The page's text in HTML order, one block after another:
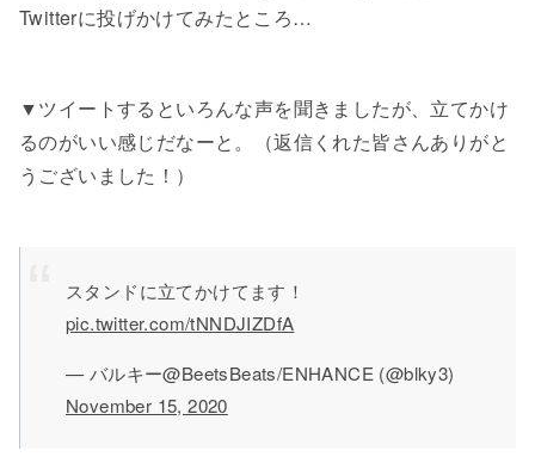
Twitterに投げかけてみたところ…
▼ツイートするといろんな声を聞きましたが、立てかけ
るのがいい感じだなーと。（返信くれた皆さんありがと
うございました！）
スタンドに立てかけてます！
pic.twitter.com/tNNDJIZDfA
— バルキー@BeetsBeats/ENHANCE (@blky3)
November 15, 2020